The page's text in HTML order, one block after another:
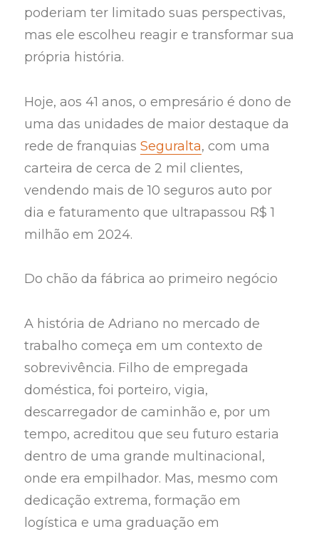
poderiam ter limitado suas perspectivas,
mas ele escolheu reagir e transformar sua
própria história.
Hoje, aos 41 anos, o empresário é dono de
uma das unidades de maior destaque da
rede de franquiasSeguralta, com uma
carteira de cerca de 2 mil clientes,
vendendo mais de 10 seguros auto por
dia e faturamento que ultrapassou R$ 1
milhão em 2024.
Do chão da fábrica ao primeiro negócio
A história de Adriano no mercado de
trabalho começa em um contexto de
sobrevivência. Filho de empregada
doméstica, foi porteiro, vigia,
descarregador de caminhão e, por um
tempo, acreditou que seu futuro estaria
dentro de uma grande multinacional,
onde era empilhador. Mas, mesmo com
dedicação extrema, formação em
logística e uma graduação em